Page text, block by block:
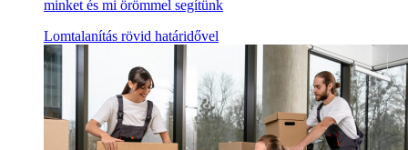
minket és mi örömmel segítünk
Lomtalanítás rövid határidővel